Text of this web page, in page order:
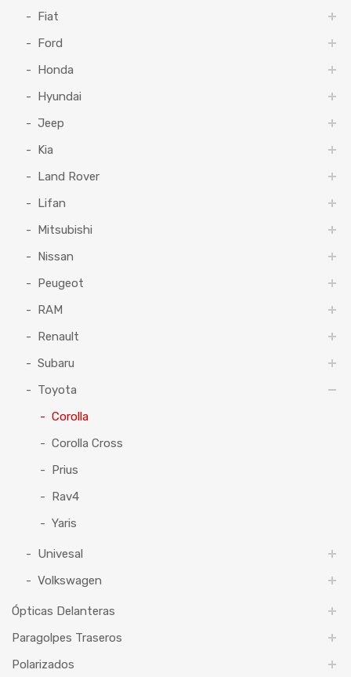
Fiat
Ford
Honda
Hyundai
Jeep
Kia
Land Rover
Lifan
Mitsubishi
Nissan
Peugeot
RAM
Renault
Subaru
Toyota
Corolla
Corolla Cross
Prius
Rav4
Yaris
Univesal
Volkswagen
Ópticas Delanteras
Paragolpes Traseros
Polarizados